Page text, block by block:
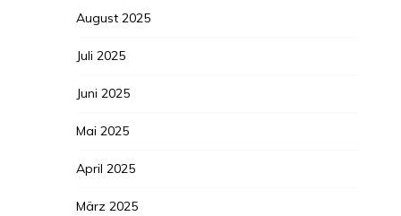
August 2025
Juli 2025
Juni 2025
Mai 2025
April 2025
März 2025